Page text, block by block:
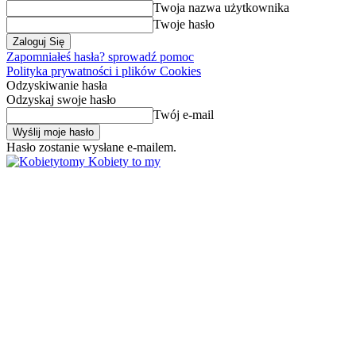
Twoja nazwa użytkownika
Twoje hasło
Zapomniałeś hasła? sprowadź pomoc
Polityka prywatności i plików Cookies
Odzyskiwanie hasła
Odzyskaj swoje hasło
Twój e-mail
Hasło zostanie wysłane e-mailem.
Kobiety to my